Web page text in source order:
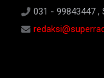
031 - 99843447 ,